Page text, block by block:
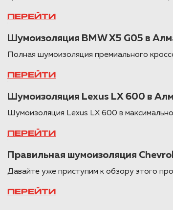
ПЕРЕЙТИ
Шумоизоляция BMW X5 G05 в
Полная шумоизоляция премиального
ПЕРЕЙТИ
Шумоизоляция Lexus LX 600 в
Шумоизоляция Lexus LX 600 в
ПЕРЕЙТИ
Правильная шумоизоляция
Давайте уже приступим к обзору этого
ПЕРЕЙТИ